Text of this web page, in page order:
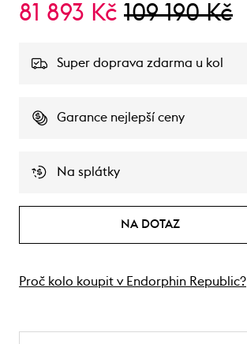
81 893 Kč 109 190 Kč
Super doprava zdarma u kol
Garance nejlepší ceny
Na splátky
NA DOTAZ
Proč kolo koupit v Endorphin Republic?